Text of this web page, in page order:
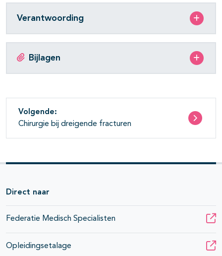
Verantwoording
Bijlagen
Volgende:
Chirurgie bij dreigende fracturen
Direct naar
Federatie Medisch Specialisten
Opleidingsetalage